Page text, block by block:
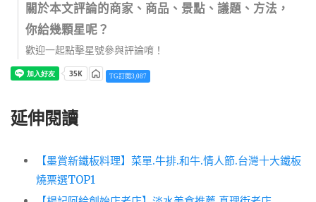
關於本文評論的商家、商品、景點、議題、方法，
你給幾顆星呢？
歡迎一起點擊星號參與評論唷！
TG訂閱3,087
延伸閱讀
【墨賞新鐵板料理】菜單.牛排.和牛.情人節.台灣十大鐵板
燒票選TOP1